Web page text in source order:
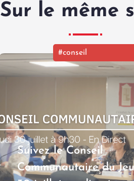
Sur le même
#conseil
Suivez le Conseil
Communautaire du